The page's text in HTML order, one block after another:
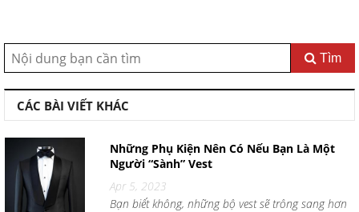
Tìm
CÁC BÀI VIẾT KHÁC
Những Phụ Kiện Nên Có Nếu Bạn Là Một
Người “Sành” Vest
Apr 5, 2023
Bạn biết không, những bộ vest sẽ trông sang hơn